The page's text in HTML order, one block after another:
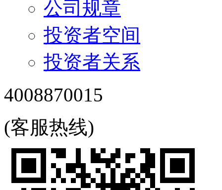
公司规章
投资者空间
投资者关系
4008870015
(客服热线)